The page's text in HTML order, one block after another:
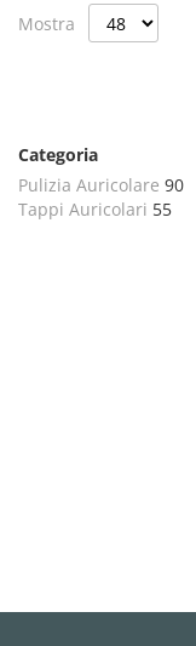
Mostra
Categoria
Pulizia Auricolare 90
Tappi Auricolari 55